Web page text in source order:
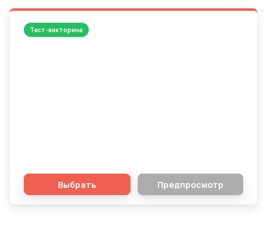
Тест-викторина
Выбрать Предпросмотр